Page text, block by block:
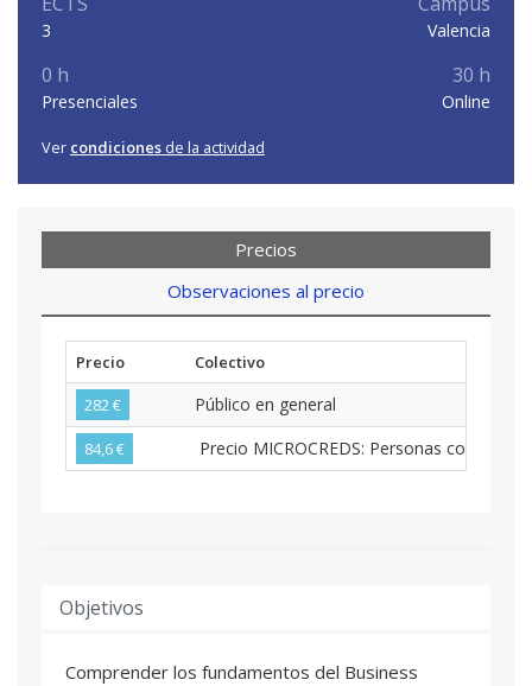
3 Valencia
0 h
Presenciales
30 h
Online
Ver condiciones de la actividad
Precios
Observaciones al precio
Precio
Colectivo
282 €
Público en general
84,6 € Precio MICROCREDS: Personas con
Objetivos
Comprender los fundamentos del Business